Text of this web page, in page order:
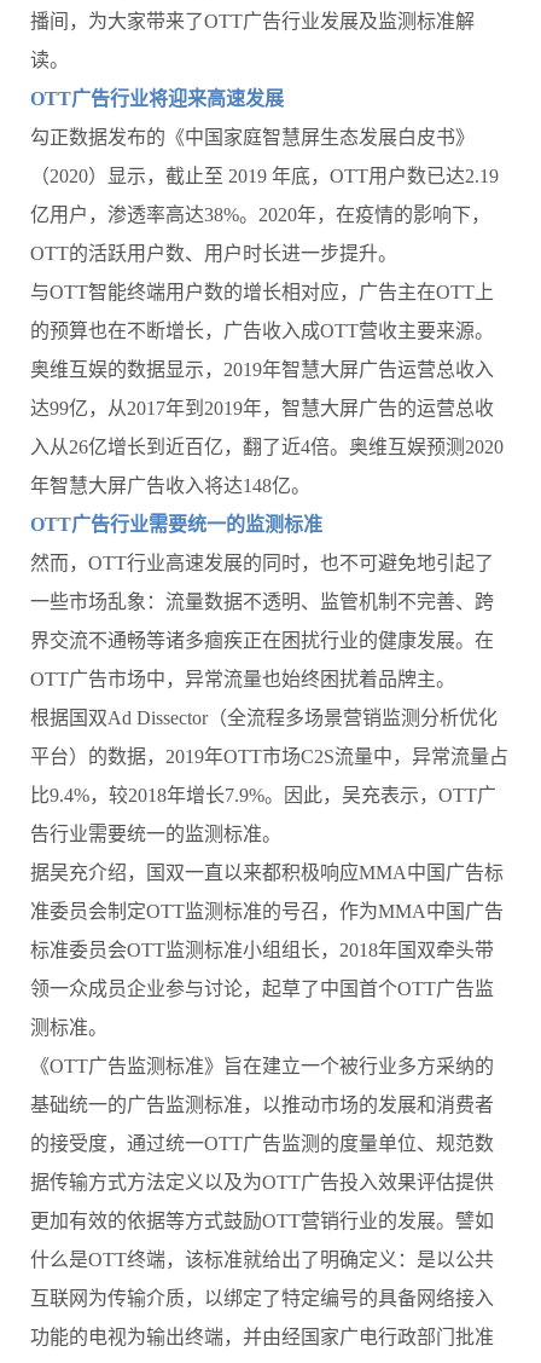
播间，为大家带来了OTT广告行业发展及监测标准解
读。
OTT广告行业将迎来高速发展
勾正数据发布的《中国家庭智慧屏生态发展白皮书》
（2020）显示，截止至 2019 年底，OTT用户数已达2.19
亿用户，渗透率高达38%。2020年，在疫情的影响下，
OTT的活跃用户数、用户时长进一步提升。
与OTT智能终端用户数的增长相对应，广告主在OTT上
的预算也在不断增长，广告收入成OTT营收主要来源。
奥维互娱的数据显示，2019年智慧大屏广告运营总收入
达99亿，从2017年到2019年，智慧大屏广告的运营总收
入从26亿增长到近百亿，翻了近4倍。奥维互娱预测2020
年智慧大屏广告收入将达148亿。
OTT广告行业需要统一的监测标准
然而，OTT行业高速发展的同时，也不可避免地引起了
一些市场乱象：流量数据不透明、监管机制不完善、跨
界交流不通畅等诸多痼疾正在困扰行业的健康发展。在
OTT广告市场中，异常流量也始终困扰着品牌主。
根据国双Ad Dissector（全流程多场景营销监测分析优化
平台）的数据，2019年OTT市场C2S流量中，异常流量占
比9.4%，较2018年增长7.9%。因此，吴充表示，OTT广
告行业需要统一的监测标准。
据吴充介绍，国双一直以来都积极响应MMA中国广告标
准委员会制定OTT监测标准的号召，作为MMA中国广告
标准委员会OTT监测标准小组组长，2018年国双牵头带
领一众成员企业参与讨论，起草了中国首个OTT广告监
测标准。
《OTT广告监测标准》旨在建立一个被行业多方采纳的
基础统一的广告监测标准，以推动市场的发展和消费者
的接受度，通过统一OTT广告监测的度量单位、规范数
据传输方式方法定义以及为OTT广告投入效果评估提供
更加有效的依据等方式鼓励OTT营销行业的发展。譬如
什么是OTT终端，该标准就给出了明确定义：是以公共
互联网为传输介质，以绑定了特定编号的具备网络接入
功能的电视为输出终端，并由经国家广电行政部门批准